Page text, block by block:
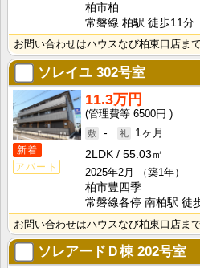
柏市柏
常磐線 柏駅 徒歩11分
お問い合わせはハウスなび柏東口店ま
ソレイユ 302号室
新着
アパート
11.3万円
6500円
-
1ヶ月
2LDK
55.03㎡
2025年2月
（築1年）
柏市豊四季
常磐線各停 南柏駅 徒
お問い合わせはハウスなび柏東口店ま
ソレアードＤ棟202号室